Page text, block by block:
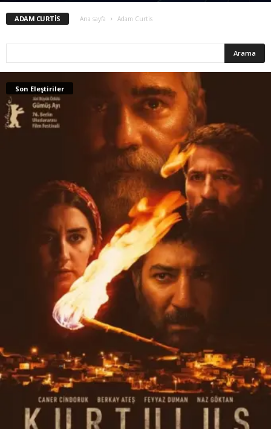
ADAM CURTIS Ana sayfa Adam Curtis
Son Eleştiriler